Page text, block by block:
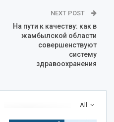
NEXT POST
На пути к качеству: как в
жамбылской области
совершенствуют
систему
здравоохранения
All